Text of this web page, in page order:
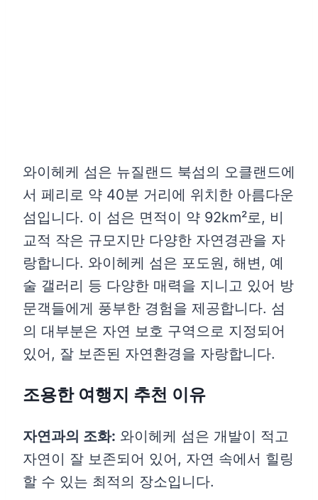
와이헤케 섬은 뉴질랜드 북섬의 오클랜드에
서 페리로 약 40분 거리에 위치한 아름다운
섬입니다. 이 섬은 면적이 약 92km²로, 비
교적 작은 규모지만 다양한 자연경관을 자
랑합니다. 와이헤케 섬은 포도원, 해변, 예
술 갤러리 등 다양한 매력을 지니고 있어 방
문객들에게 풍부한 경험을 제공합니다. 섬
의 대부분은 자연 보호 구역으로 지정되어
있어, 잘 보존된 자연환경을 자랑합니다.
조용한 여행지 추천 이유
자연과의 조화: 와이헤케 섬은 개발이 적고
자연이 잘 보존되어 있어, 자연 속에서 힐링
할 수 있는 최적의 장소입니다.